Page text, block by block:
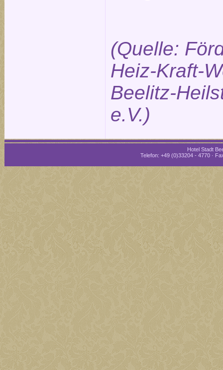
(Quelle:
Heiz-Kraft-
Beelitz-
e.V.)
Hotel Stadt
Telefon: +49 (0)33204 - 4770 ·